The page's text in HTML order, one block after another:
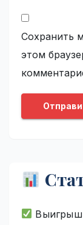
Сохранить
этом